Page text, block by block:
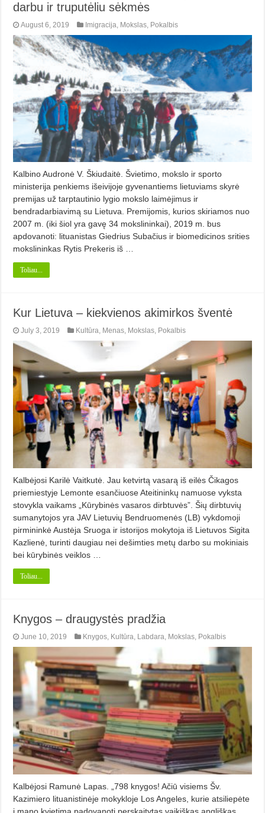
darbu ir truputėliu sėkmės
August 6, 2019 Imigracija Mokslas Pokalbis
Kalbino Audronė V. Škiudaitė. Švietimo, mokslo ir sporto
ministerija penkiems išeivijoje gyvenantiems lietuviams skyrė
premijas už tarptautinio lygio mokslo laimėjimus ir
bendradarbiavimą su Lietuva. Premijomis, kurios skiriamos nuo
2007 m. (iki šiol yra gavę 34 mokslininkai), 2019 m. bus
apdovanoti: lituanistas Giedrius Subačius ir biomedicinos srities
mokslininkas Rytis Prekeris iš …
Toliau...
Kur Lietuva – kiekvienos akimirkos šventė
July 3, 2019 Kultūra, Menas, Mokslas, Pokalbis
Kalbėjosi Karilė Vaitkutė. Jau ketvirtą vasarą iš eilės Čikagos
priemiestyje Lemonte esančiuose Ateitininkų namuose vyksta
stovykla vaikams „Kūrybinės vasaros dirbtuvės”. Šių dirbtuvių
sumanytojos yra JAV Lietuvių Bendruomenės (LB) vykdomoji
pirmininkė Austėja Sruoga ir istorijos mokytoja iš Lietuvos Sigita
Kazlienė, turinti daugiau nei dešimties metų darbo su mokiniais
bei kūrybinės veiklos …
Toliau...
Knygos – draugystės pradžia
June 10, 2019 Knygos, Kultūra, Labdara, Mokslas, Pokalbis
Kalbėjosi Ramunė Lapas. „798 knygos! Ačiū visiems Šv.
Kazimiero lituanistinėje mokykloje Los Angeles, kurie atsiliepėte